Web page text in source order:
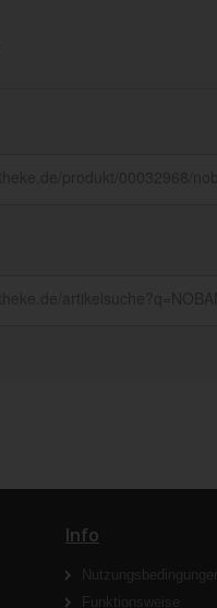
Info
Nutzungsbedingungen
Funktionsweise